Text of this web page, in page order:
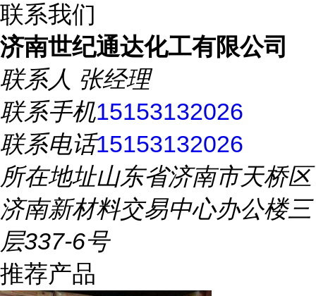
联系我们
济南世纪通达化工有限公司
联系人 张经理
联系手机15153132026
联系电话15153132026
所在地址山东省济南市天桥区
济南新材料交易中心办公楼三
层337-6号
推荐产品